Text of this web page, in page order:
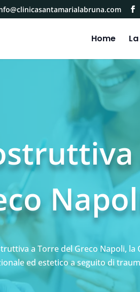
Home
a Torre del Greco Napoli,
ed estetico a seguito di